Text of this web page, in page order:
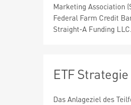
Marketing Association
Federal Farm Credit
Straight-A Funding
ETF Strategie
Das Anlageziel des